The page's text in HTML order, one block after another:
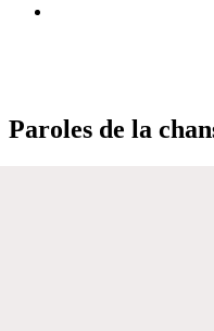
Paroles de la